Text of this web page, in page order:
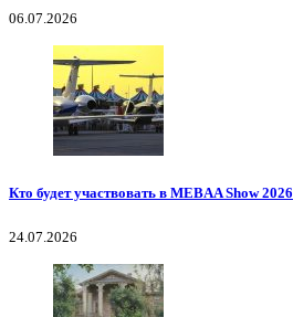
06.07.2026
Кто будет участвовать в MEBAA Show 2026
24.07.2026